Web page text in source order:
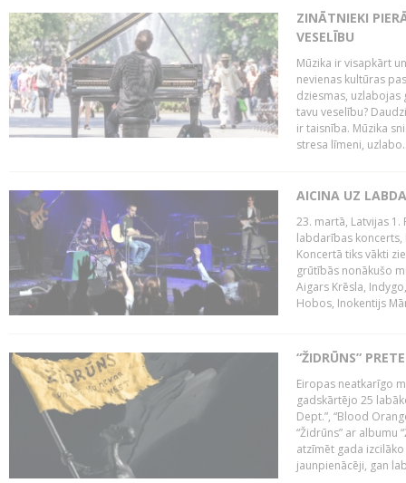
ZINĀTNIEKI
VESELĪBU
Mūzika ir visapkārt
nevienas kultūras
dziesmas, uzlabojas
tavu veselību?
ir taisnība. Mūzika
stresa līmeni,
AICINA UZ
23. martā, Latvijas 1.
labdarības koncerts,
Koncertā tiks vākti
grūtībās nonākušo
Aigars Krēsla,
Hobos, Inokentijs
“ŽIDRŪNS”
Eiropas neatkarīgo
gadskārtējo 25
Dept.”, “Blood
“Židrūns” ar albumu
atzīmēt gada
jaunpienācēji, gan